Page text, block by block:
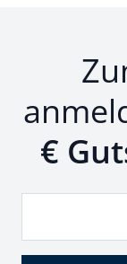
€